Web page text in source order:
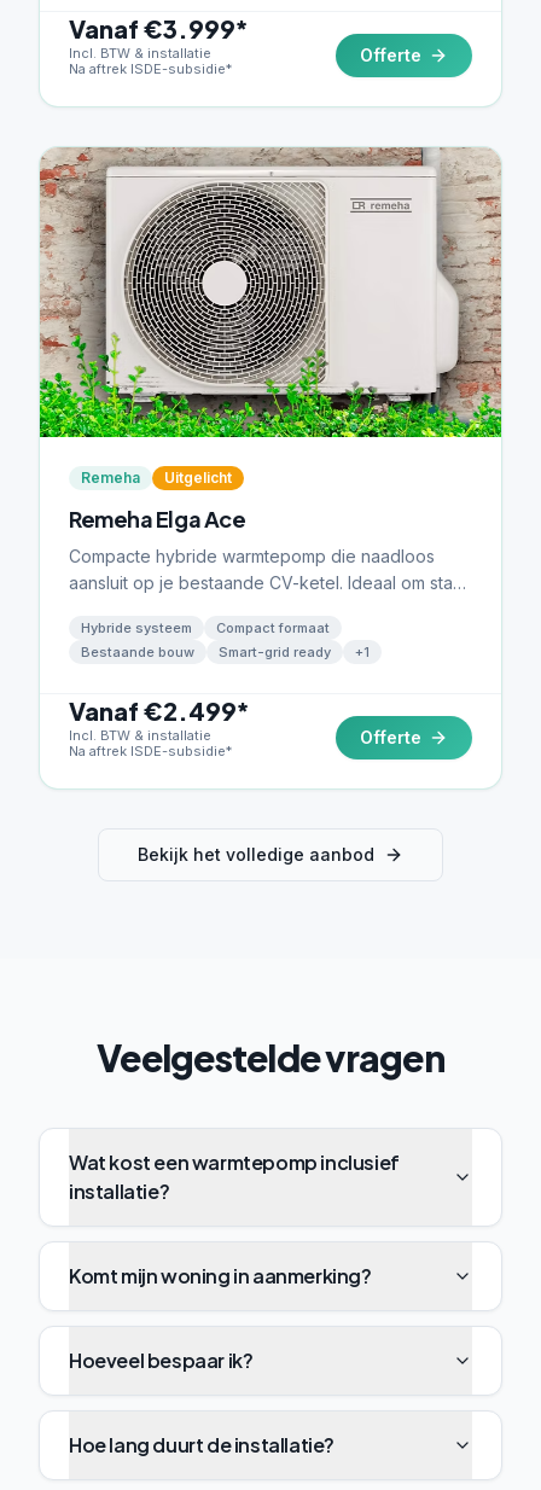
Vanaf €3.999*
Incl. BTW & installatie
Na aftrek ISDE-subsidie*
Offerte
Remeha Uitgelicht
Remeha Elga Ace
Compacte hybride warmtepomp die naadloos
aansluit op je bestaande CV-ketel. Ideaal om stap
rendement.
Hybride systeem
Compact formaat
Bestaande bouw
Smart-grid ready +1
Vanaf €2.499*
Incl. BTW & installatie
Na aftrek ISDE-subsidie*
Offerte
Bekijk het volledige aanbod
Veelgestelde vragen
Wat kost een warmtepomp inclusief
installatie?
Komt mijn woning in aanmerking?
Hoeveel bespaar ik?
Hoe lang duurt de installatie?